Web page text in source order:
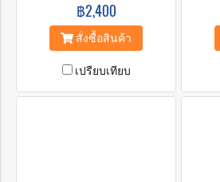
ให้กับช้างที่เกษียณอายุและได้
รับการช่วยเหลือของเรา ซึ่ง
ปลอดภัยและมั่นคง แต่พวกมัน
อิสระและใช้ชีวิตอย่างเป็น
ธรรมชาติที่สุด ตั้งอยู่ในอำเภอ
฿2,400
สั่งซื้อสินค้า
เปรียบเทียบ
ไทย
ขนา
โดยค
ชีวิต
ชีวิต